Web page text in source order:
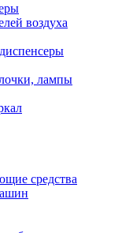
воздуха
лампы
средства